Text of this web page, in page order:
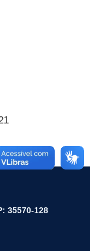
35570-128